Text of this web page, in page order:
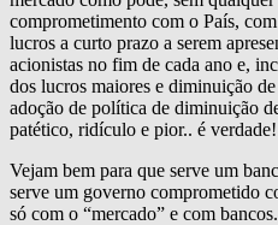
comprometimento com o País,
lucros a curto prazo a serem
acionistas no fim de cada ano e,
dos lucros maiores e diminuição
adoção de política de diminuição
patético, ridículo e pior.. é verdade!
Vejam bem para que serve um
serve um governo comprometido
só com o “mercado” e com bancos.